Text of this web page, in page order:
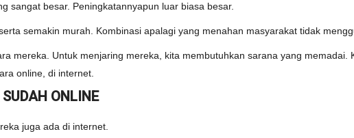
sangat besar. Peningkatannyapun luar biasa besar.
semakin murah. Kombinasi apalagi yang menahan masyarakat tidak
mereka. Untuk menjaring mereka, kita membutuhkan sarana yang memadai.
online, di internet.
ONLINE
juga ada di internet.